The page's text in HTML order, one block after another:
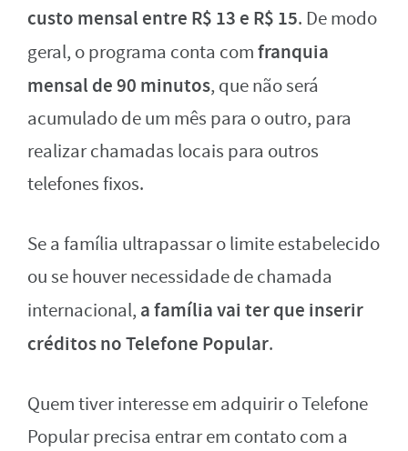
custo mensal entre R$ 13 e R$ 15. De modo
geral, o programa conta comfranquia
mensal de 90 minutos, que não será
acumulado de um mês para o outro, para
realizar chamadas locais para outros
telefones fixos.
Se a família ultrapassar o limite estabelecido
ou se houver necessidade de chamada
internacional, a família vai ter que inserir
créditos no Telefone Popular.
Quem tiver interesse em adquirir o Telefone
Popular precisa entrar em contato com a